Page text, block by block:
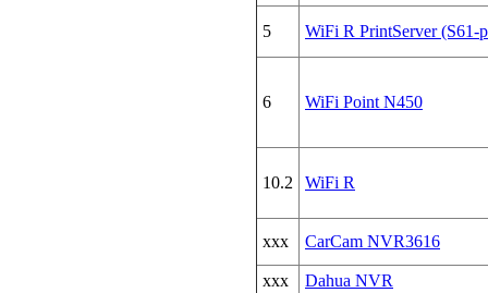
5 WiFi R PrintServer (S61-
6 WiFi Point N450
10.2 WiFi R
xxx CarCam NVR3616
xxx Dahua NVR